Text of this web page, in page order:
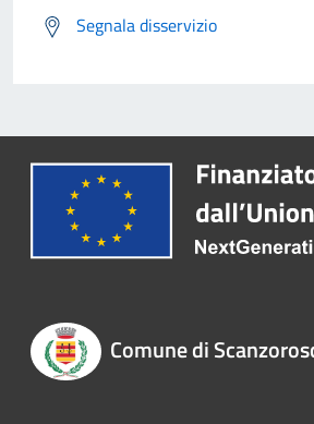
Segnala disservizio
Comune di